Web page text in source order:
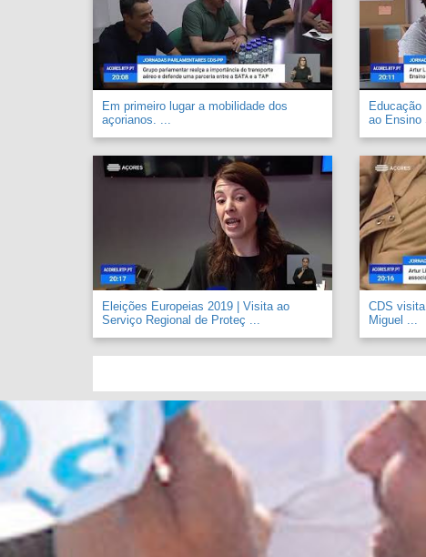
Em primeiro lugar a mobilidade dos
açorianos. ...
Educação
ao Ensino
Eleições Europeias 2019 | Visita ao
Serviço Regional de Proteç ...
CDS
Miguel ...